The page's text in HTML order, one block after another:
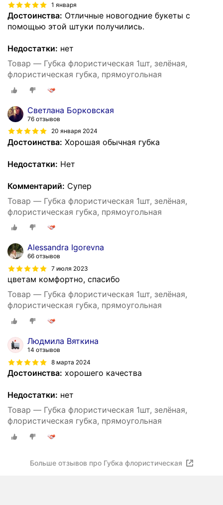
1 января
Достоинства: Отличные новогодние букеты с
помощью этой штуки получились.
Недостатки: нет
Товар — Губка флористическая 1шт, зелёная,
флористическая губка, прямоугольная
Светлана Борковская
76 отзывов
20 января 2024
Достоинства: Хорошая обычная губка
Недостатки: Нет
Комментарий: Супер
Товар — Губка флористическая 1шт, зелёная,
флористическая губка, прямоугольная
Alessandra Igorevna
66 отзывов
7 июля 2023
цветам комфортно, спасибо
Товар — Губка флористическая 1шт, зелёная,
флористическая губка, прямоугольная
Людмила Вяткина
14 отзывов
8 марта 2024
Достоинства: хорошего качества
Недостатки: нет
Товар — Губка флористическая 1шт, зелёная,
флористическая губка, прямоугольная
Больше отзывов про Губка флористическая